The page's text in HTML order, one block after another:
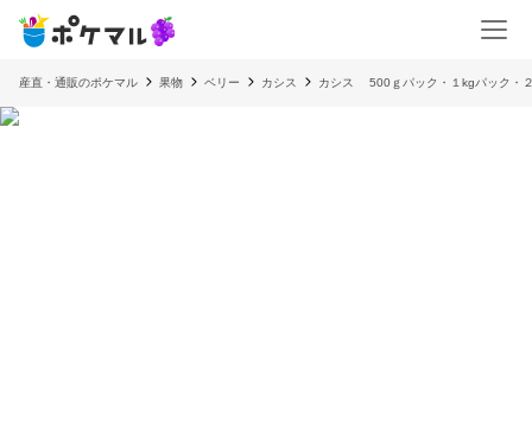
産直・通販のポケマル 果物 ベリー カシス カシス 500ｇパック・１kgパック・